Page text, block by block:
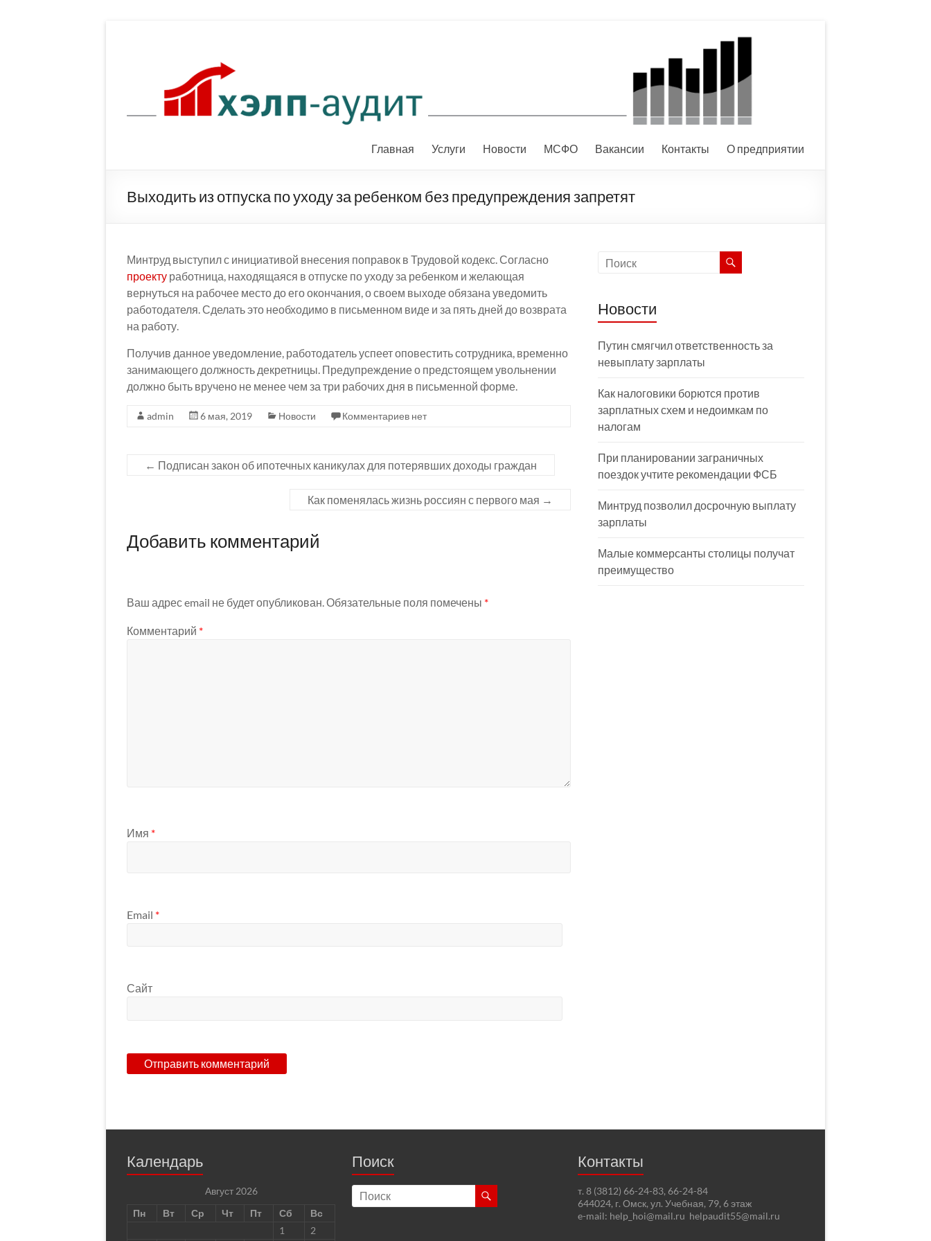
Главная Услуги Новости МСФО Вакансии Контакты О предприятии
Выходить из отпуска по уходу за ребенком без предупреждения запретят
Минтруд выступил с инициативой внесения поправок в Трудовой кодекс. Согласно
проекту работница, находящаяся в отпуске по уходу за ребенком и желающая
вернуться на рабочее место до его окончания, о своем выходе обязана уведомить
работодателя. Сделать это необходимо в письменном виде и за пять дней до возврата
на работу.
Получив данное уведомление, работодатель успеет оповестить сотрудника, временно
занимающего должность декретницы. Предупреждение о предстоящем увольнении
должно быть вручено не менее чем за три рабочих дня в письменной форме.
admin 6 мая, 2019 Новости Комментариев нет
← Подписан закон об ипотечных каникулах для потерявших доходы граждан
Как поменялась жизнь россиян с первого мая →
Добавить комментарий
Ваш адрес email не будет опубликован. Обязательные поля помечены *
Комментарий *
Имя *
Email *
Сайт
Новости
Путин смягчил ответственность за
невыплату зарплаты
Как налоговики борются против
зарплатных схем и недоимкам по
налогам
При планировании заграничных
поездок учтите рекомендации ФСБ
Минтруд позволил досрочную выплату
зарплаты
Малые коммерсанты столицы получат
преимущество
Календарь
Август 2026
Пн
Вт Ср Чт Пт Сб
Вс
1
2
Поиск Контакты
т. 8 (3812) 66-24-83, 66-24-84
644024, г. Омск, ул. Учебная, 79, 6 этаж
e-mail: help_hoi@mail.ru helpaudit55@mail.ru